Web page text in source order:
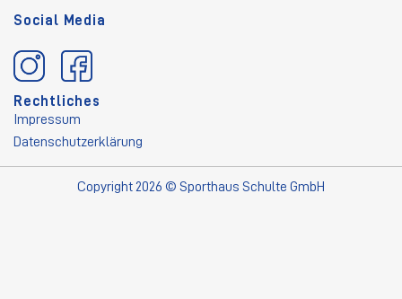
Social Media
Rechtliches
Impressum
Datenschutzerklärung
Copyright 2026 © Sporthaus Schulte GmbH